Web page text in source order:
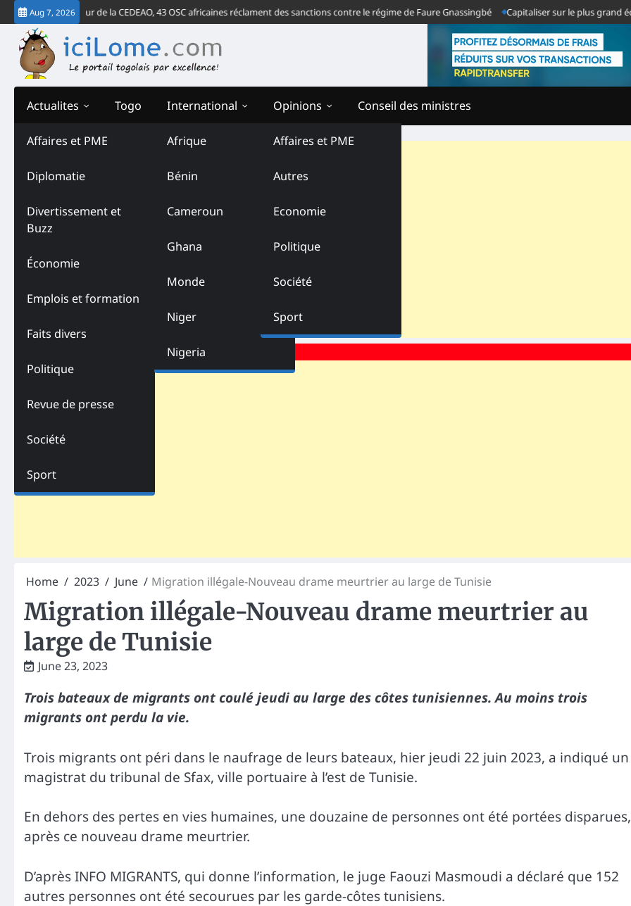
Skip
to
content
Aug 7, 2026
de la Cour de la CEDEAO, 43 OSC africaines réclament des sanctions contre le régime de Faure Gnassingbé Capitaliser sur le plus grand échec
Actualites
Affaires et PME
Diplomatie
Divertissement et
Buzz
Économie
Emplois et formation
Faits divers
Politique
Revue de presse
Société
Sport
Togo International
Afrique
Bénin
Cameroun
Ghana
Monde
Niger
Nigeria
Opinions
Affaires et PME
Autres
Economie
Politique
Société
Sport
Conseil des ministres
Home 2023 June Migration illégale-Nouveau drame meurtrier au large de Tunisie
Migration illégale-Nouveau drame meurtrier au
large de Tunisie
June 23, 2023
Trois bateaux de migrants ont coulé jeudi au large des côtes tunisiennes. Au moins trois
migrants ont perdu la vie.
Trois migrants ont péri dans le naufrage de leurs bateaux, hier jeudi 22 juin 2023, a indiqué un
magistrat du tribunal de Sfax, ville portuaire à l’est de Tunisie.
En dehors des pertes en vies humaines, une douzaine de personnes ont été portées disparues,
après ce nouveau drame meurtrier.
D’après INFO MIGRANTS, qui donne l’information, le juge Faouzi Masmoudi a déclaré que 152
autres personnes ont été secourues par les garde-côtes tunisiens.